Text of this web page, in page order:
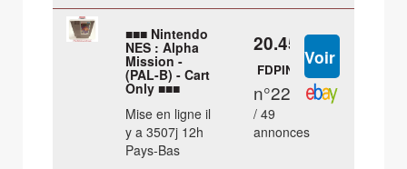
■■■ Nintendo
NES : Alpha
Mission -
(PAL-B) - Cart
Only ■■■
Mise en ligne il
y a 3507j 12h
Pays-Bas
20.45 €
FDPIN
n°22
/ 49
annonces